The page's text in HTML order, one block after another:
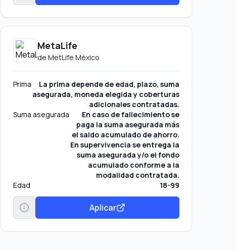
MetaLife
de MetLife México
Prima
La prima depende de edad, plazo, suma
asegurada, moneda elegida y coberturas
adicionales contratadas.
Suma asegurada
En caso de fallecimiento se
paga la suma asegurada más
el saldo acumulado de ahorro.
En supervivencia se entrega la
suma asegurada y/o el fondo
acumulado conforme a la
modalidad contratada.
Edad
18-99
Aplicar